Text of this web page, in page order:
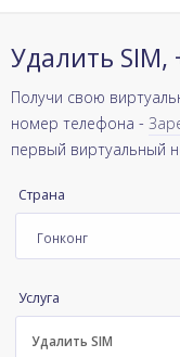
Удалить SIM,
Получи свою
номер телефона -
первый виртуальный
Страна
Услуга
Удалить SIM